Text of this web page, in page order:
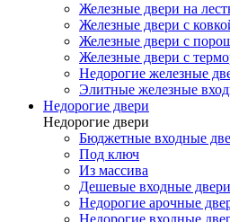
Железные двери на
Железные двери с
Железные двери с
Железные двери с
Недорогие железные
Элитные железные
Недорогие двери
Недорогие двери
Бюджетные входные
Под ключ
Из массива
Дешевые входные
Недорогие арочные